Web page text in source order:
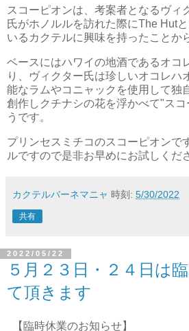
スコーピオンは、考案者となるヴィ
氏がホノルルを訪れた際にThe Hut
いるカクテルに興味を持ったことか
ベースにはハワイの地酒であるオコ
り、ヴィクター氏は珍しいオコレハ
能なラムやコニャックを使用して独
創作しクチナシの花を浮かべて"ス
うです。
プリンセスミチコのスコーピオンで
ルですので是非お早めにお試しくだ
カクテルバーネマニャ 時刻: 5/30/2022
共有
2022/05/22
５月２３日・２４日は
て頂きます
【臨時休業のお知らせ】